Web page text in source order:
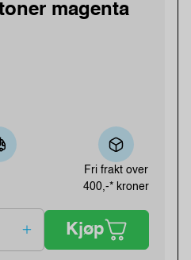
magenta
Fri frakt over
400,-* kroner
Kjøp